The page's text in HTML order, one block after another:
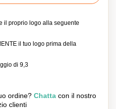
il proprio logo alla seguente
il tuo logo prima della
di 9,3
ordine? Chatta con il nostro
clienti